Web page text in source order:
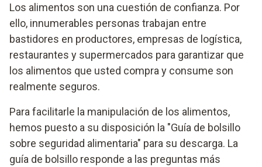
Los alimentos son una cuestión de confianza. Por
ello, innumerables personas trabajan entre
bastidores en productores, empresas de logística,
restaurantes y supermercados para garantizar que
los alimentos que usted compra y consume son
realmente seguros.
Para facilitarle la manipulación de los alimentos,
hemos puesto a su disposición la "Guía de bolsillo
sobre seguridad alimentaria" para su descarga. La
guía de bolsillo responde a las preguntas más